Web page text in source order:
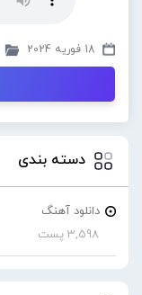
18 فوریه 2024
دسته بندی
دانلود آهنگ
3,598 پست